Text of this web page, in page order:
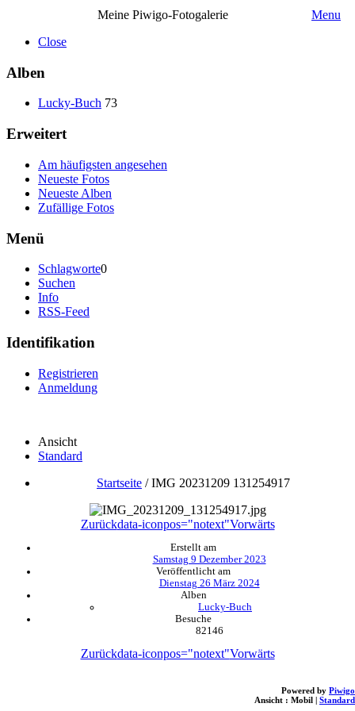
Meine Piwigo-Fotogalerie
Menu
Close
Alben
Lucky-Buch 73
Erweitert
Am häufigsten angesehen
Neueste Fotos
Neueste Alben
Zufällige Fotos
Menü
Schlagworte0
Suchen
Info
RSS-Feed
Identifikation
Registrieren
Anmeldung
Ansicht
Standard
Startseite /IMG 20231209 131254917
Zurückdata-iconpos="notext"Vorwärts
Erstellt am
Samstag 9 Dezember 2023
Veröffentlicht am
Dienstag 26 März 2024
Alben
Lucky-Buch
Besuche
82146
Zurückdata-iconpos="notext"Vorwärts
Powered by Piwigo
Ansicht : Mobil | Standard